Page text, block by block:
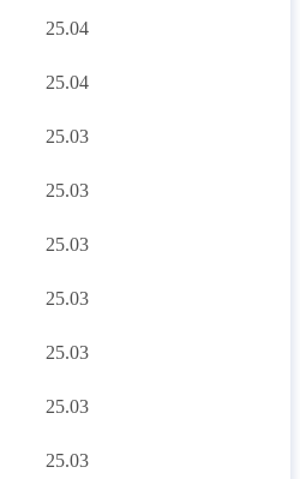
25.04
25.04
25.03
25.03
25.03
25.03
25.03
25.03
25.03